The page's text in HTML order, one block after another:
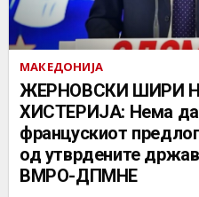
МАКЕДОНИЈА
ЖЕРНОВСКИ ШИРИ
ХИСТЕРИЈА: Нема да
францускиот
од утврдените
ВМРО-ДПМНЕ